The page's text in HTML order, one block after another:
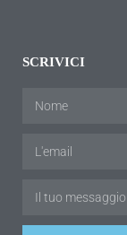
SCRIVICI